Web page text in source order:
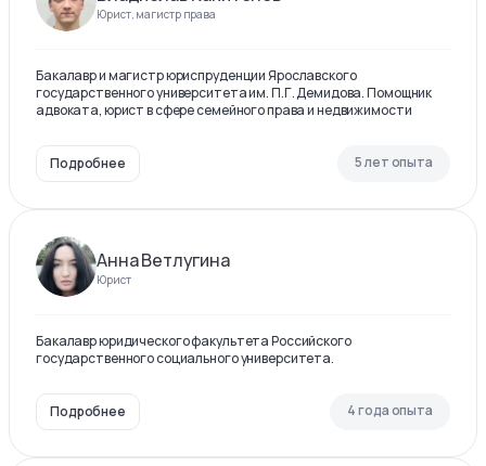
Юрист, магистр права
Бакалавр и магистр юриспруденции Ярославского
государственного университета им. П.Г. Демидова. Помощник
адвоката, юрист в сфере семейного права и недвижимости
Подробнее 5 лет опыта
Анна Ветлугина
Юрист
Бакалавр юридического факультета Российского
государственного социального университета.
Подробнее 4 года опыта